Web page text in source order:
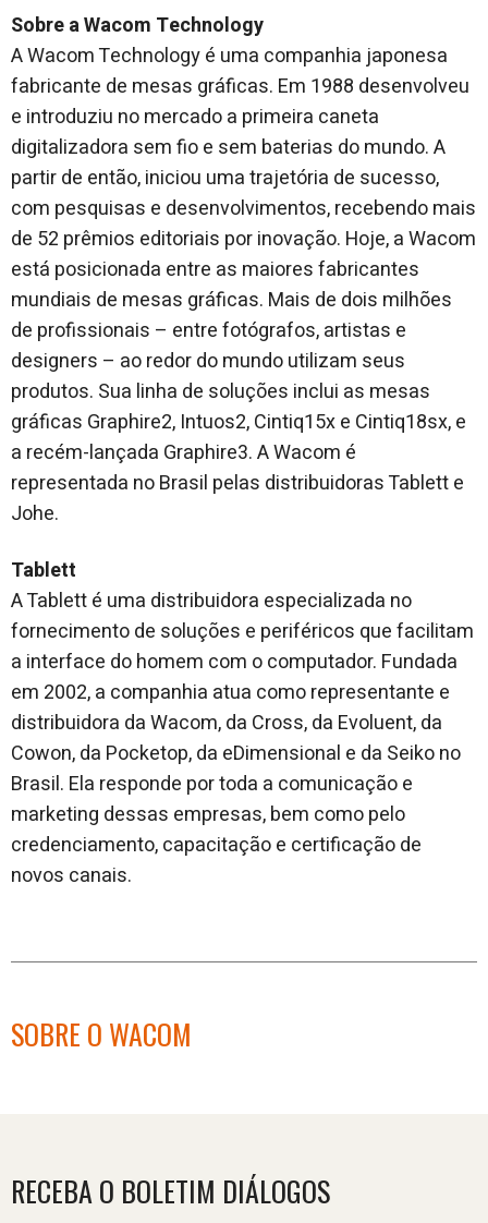
Sobre a Wacom Technology
A Wacom Technology é uma companhia japonesa
fabricante de mesas gráficas. Em 1988 desenvolveu
e introduziu no mercado a primeira caneta
digitalizadora sem fio e sem baterias do mundo. A
partir de então, iniciou uma trajetória de sucesso,
com pesquisas e desenvolvimentos, recebendo mais
de 52 prêmios editoriais por inovação. Hoje, a Wacom
está posicionada entre as maiores fabricantes
mundiais de mesas gráficas. Mais de dois milhões
de profissionais – entre fotógrafos, artistas e
designers – ao redor do mundo utilizam seus
produtos. Sua linha de soluções inclui as mesas
gráficas Graphire2, Intuos2, Cintiq15x e Cintiq18sx, e
a recém-lançada Graphire3. A Wacom é
representada no Brasil pelas distribuidoras Tablett e
Johe.
Tablett
A Tablett é uma distribuidora especializada no
fornecimento de soluções e periféricos que facilitam
a interface do homem com o computador. Fundada
em 2002, a companhia atua como representante e
distribuidora da Wacom, da Cross, da Evoluent, da
Cowon, da Pocketop, da eDimensional e da Seiko no
Brasil. Ela responde por toda a comunicação e
marketing dessas empresas, bem como pelo
credenciamento, capacitação e certificação de
novos canais.
SOBRE O WACOM
RECEBA O BOLETIM DIÁLOGOS